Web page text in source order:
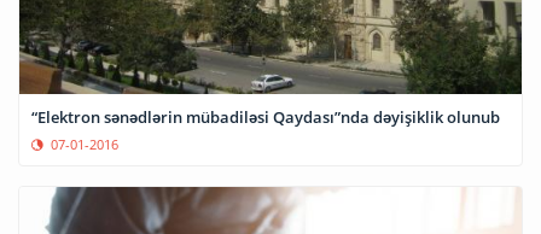
“Elektron sənədlərin mübadiləsi Qaydası”nda dəyişiklik olunub
07-01-2016